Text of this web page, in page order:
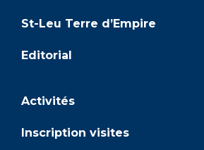
St-Leu Terre d’Empire
Editorial
Activités
Inscription visites